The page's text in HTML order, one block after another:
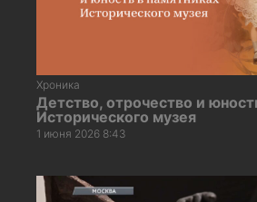
Хроника
Детство, отрочество и
Исторического музея
1 июня 2026 8:43